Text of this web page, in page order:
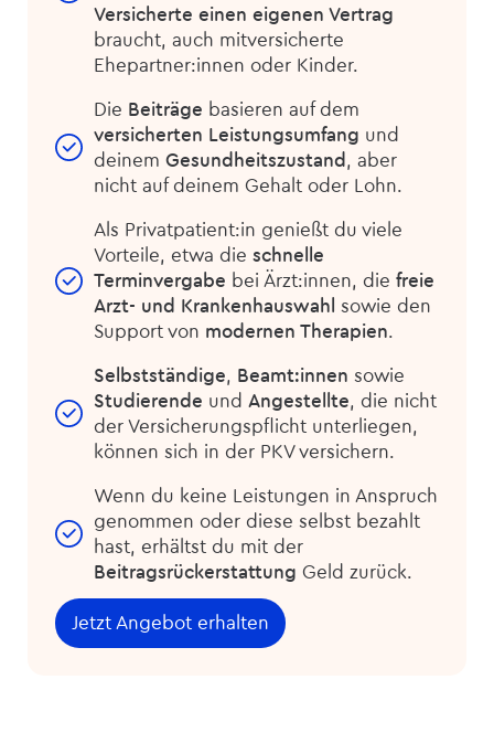
Versicherte einen eigenen Vertrag
braucht, auch mitversicherte
Ehepartner:innen oder Kinder.
Die Beiträge basieren auf dem
versicherten Leistungsumfang und
deinem Gesundheitszustand , aber
nicht auf deinem Gehalt oder Lohn.
Als Privatpatient:in genießt du viele
Vorteile, etwa die schnelle
Terminvergabe bei Ärzt:innen, die freie
Arzt- und Krankenhauswahl sowie den
Support von modernen Therapien.
Selbstständige, Beamt:innen sowie
Studierende und Angestellte, die nicht
der Versicherungspflicht unterliegen,
können sich in der PKV versichern.
Wenn du keine Leistungen in Anspruch
genommen oder diese selbst bezahlt
hast, erhältst du mit der
Beitragsrückerstattung Geld zurück.
Jetzt Angebot erhalten